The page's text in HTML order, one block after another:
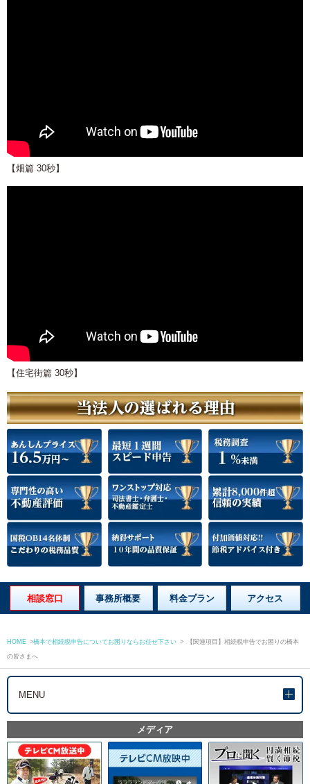
【畑篇 30秒】
【住宅街篇 30秒】
相談窓口 事務所概要 料金プラン アクセス
HOME >橋本で相続税申告についてお困りならお任せ下さい > 【関連項目】相続税申告でお困りの橋本
の皆さまへ
MENU
メディア